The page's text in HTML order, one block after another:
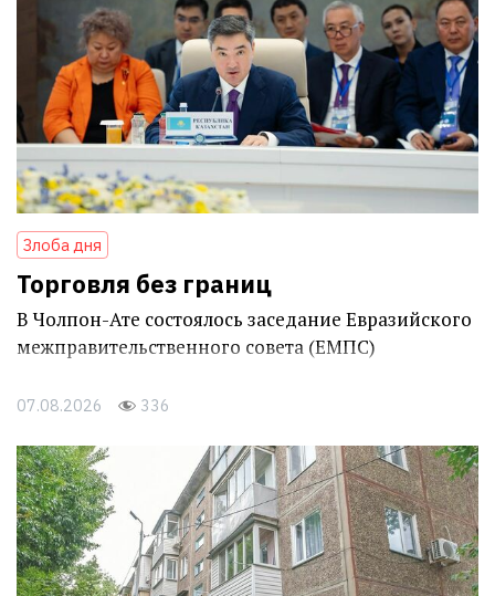
Злоба дня
Торговля без границ
В Чолпон-Ате состоялось заседание Евразийского
межправительственного совета (ЕМПС)
07.08.2026 336